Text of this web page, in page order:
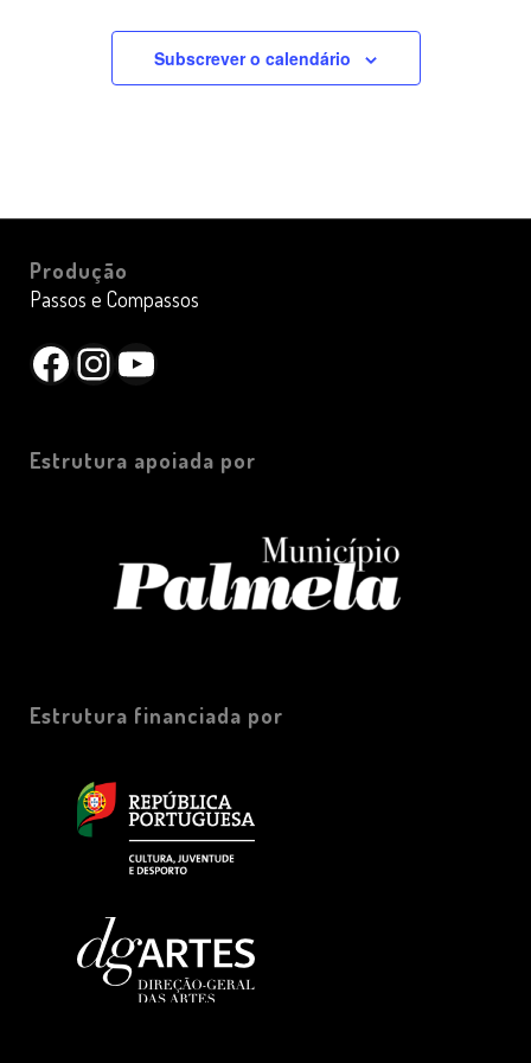
Subscrever o calendário
Produção
Passos e Compassos
Facebook
Instagram
YouTube
Estrutura apoiada por
Estrutura financiada por